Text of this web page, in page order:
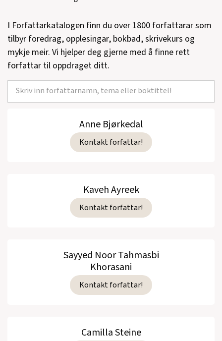
Forlag, Krim og spenning, 2000)
Det annet kinn
(Gyldendal Norsk Forlag,
Krim og spenning, 1999)
Kalde hender(Gyldendal Norsk Forlag,
Krim og spenning, 1998)
(Gyldendal Norsk Forlag, Krim
og spenning, 1996)
Se alle utgivelser
I Forfattarkatalogen finn du over 1800 forfattarar som
tilbyr foredrag, opplesingar, bokbad, skrivekurs og
mykje meir. Vi hjelper deg gjerne med å finne rett
forfattar til oppdraget ditt.
Anne Bjørkedal
Kontakt forfattar!
Kaveh Ayreek
Kontakt forfattar!
Sayyed Noor Tahmasbi
Khorasani
Kontakt forfattar!
Camilla Steine